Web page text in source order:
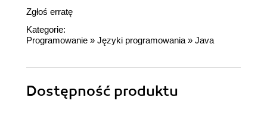
Zgłoś erratę
Kategorie:
Programowanie » Języki programowania » Java
Dostępność produktu